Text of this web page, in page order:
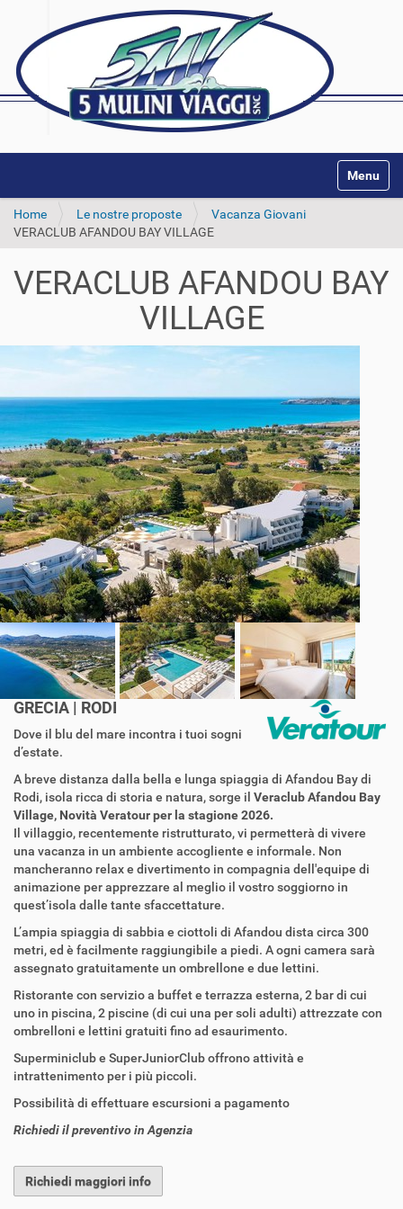
Alterna
Home Le nostre proposte
Vacanza Giovani
VERACLUB AFANDOU BAY VILLAGE
VERACLUB AFANDOU BAY
VILLAGE
GRECIA | RODI
Dove il blu del mare incontra i tuoi sogni
d’estate.
A breve distanza dalla bella e lunga spiaggia di Afandou Bay di
Rodi, isola ricca di storia e natura, sorge il Veraclub Afandou Bay
Village, Novità Veratour per la stagione 2026.
Il villaggio, recentemente ristrutturato, vi permetterà di vivere
una vacanza in un ambiente accogliente e informale. Non
mancheranno relax e divertimento in compagnia dell'equipe di
animazione per apprezzare al meglio il vostro soggiorno in
quest’isola dalle tante sfaccettature.
L’ampia spiaggia di sabbia e ciottoli di Afandou dista circa 300
metri, ed è facilmente raggiungibile a piedi. A ogni camera sarà
assegnato gratuitamente un ombrellone e due lettini.
Ristorante con servizio a buffet e terrazza esterna, 2 bar di cui
uno in piscina, 2 piscine (di cui una per soli adulti) attrezzate con
ombrelloni e lettini gratuiti fino ad esaurimento.
Superminiclub e SuperJuniorClub offrono attività e
intrattenimento per i più piccoli.
Possibilità di effettuare escursioni a pagamento
Richiedi il preventivo in Agenzia